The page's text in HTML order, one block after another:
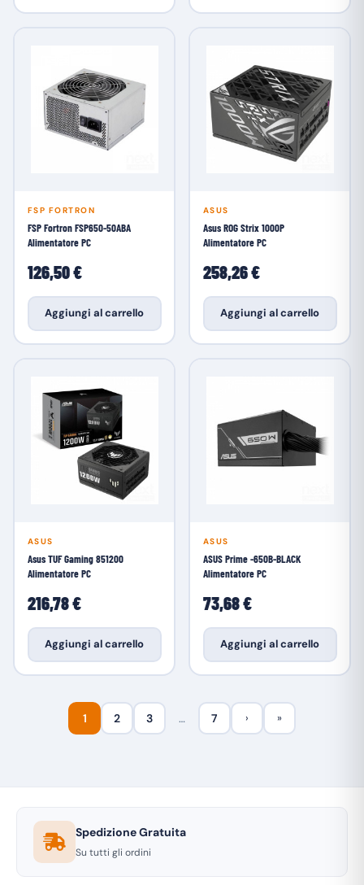
FSP FORTRON
FSP Fortron FSP650-50ABA
Alimentatore PC
126,50 €
Aggiungi al carrello
ASUS
Asus ROG Strix 1000P
Alimentatore PC
258,26 €
Aggiungi al carrello
ASUS
Asus TUF Gaming 851200
Alimentatore PC
216,78 €
Aggiungi al carrello
ASUS
ASUS Prime -650B-BLACK
Alimentatore PC
73,68 €
Aggiungi al carrello
1 2 3 … 7 › »
Spedizione Gratuita
Su tutti gli ordini